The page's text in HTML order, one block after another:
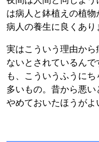
は病人と鉢植えの植物
病人の養生に良くあり
実はこういう理由から
ないとされているん
も、こういうふうに
多いもの。昔から悪
やめておいたほうがよ